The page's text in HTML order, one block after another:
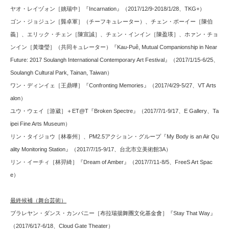
ヤオ・レイヅォン［姚瑞中］『Incarnation』（2017/12/9-2018/1/28、TKG+）
ゴン・ジョジュン［龔卓軍］（チーフキュレーター）、チェン・ポーイー［陳伯
義］、エリック・チェン［陳宣誠］、チェン・インイン［陳盈瑛］、ホァン・チョ
ンイン［黃瓊瑩］（共同キュレーター）『Kau-Puê, Mutual Companionship in Near
Future: 2017 Soulangh International Contemporary Art Festival』（2017/1/15-6/25、
Soulangh Cultural Park, Tainan, Taiwan）
ワン・ディンイェ［王鼎曄］『Confronting Memories』（2017/4/29-5/27、VT Arts
alon）
ユウ・ウェイ［游崴］＋ET@T『Broken Spectre』（2017/7/1-9/17、E Gallery、Ta
ipei Fine Arts Museum）
リン・タイジョウ［林泰州］、PM2.5アクション・グループ『My Body is an Air Qu
ality Monitoring Station』（2017/7/15-9/17、台北市立美術館3A）
リン・イーチィ［林羿綺］『Dream of Amber』（2017/7/11-8/5、FreeS Art Spac
e）
最終候補（舞台芸術）
ブラレヤン・ダンス・カンパニー［布拉瑞揚舞團文化基金會］『Stay That Way』
（2017/6/17-6/18、Cloud Gate Theater）